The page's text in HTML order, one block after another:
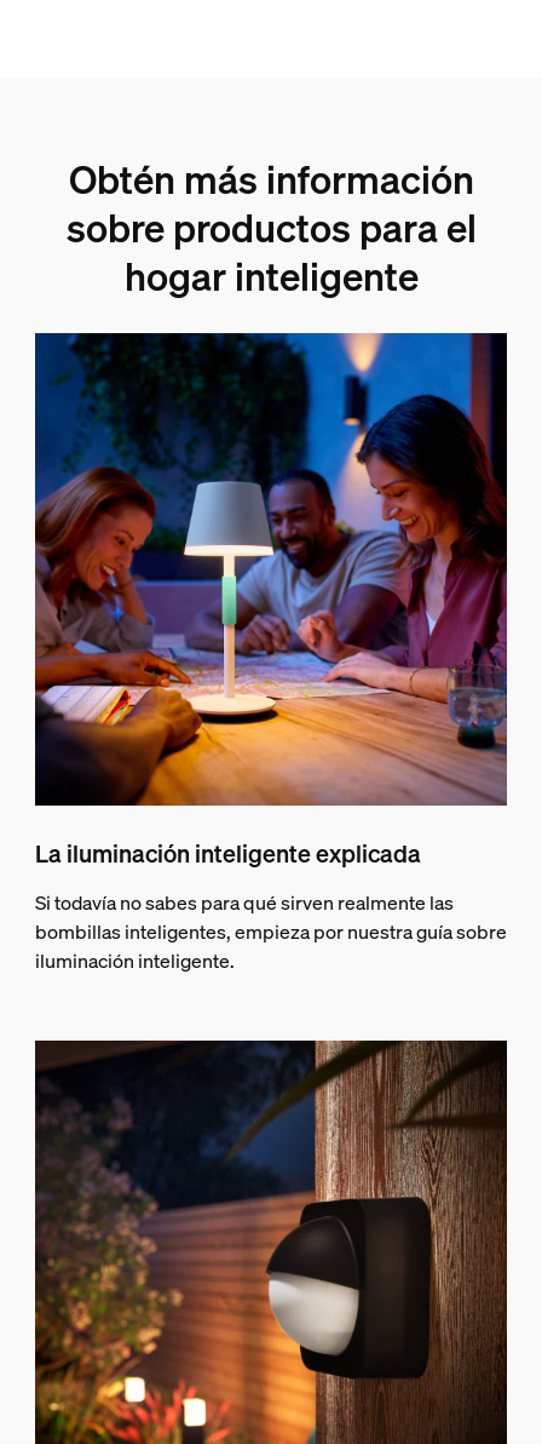
Obtén más información
sobre productos para el
hogar inteligente
La iluminación inteligente explicada
Si todavía no sabes para qué sirven realmente las
bombillas inteligentes, empieza por nuestra guía sobre
iluminación inteligente.